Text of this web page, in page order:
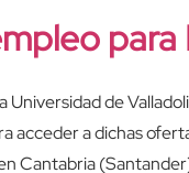
para
Universidad de
acceder a dichas
Cantabria